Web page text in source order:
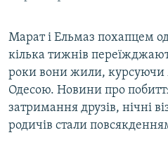
Марат і Ельмаз похапцем
кілька тижнів
роки вони жили, курсуючи
Одесою. Новини про
затримання друзів, нічні
родичів стали